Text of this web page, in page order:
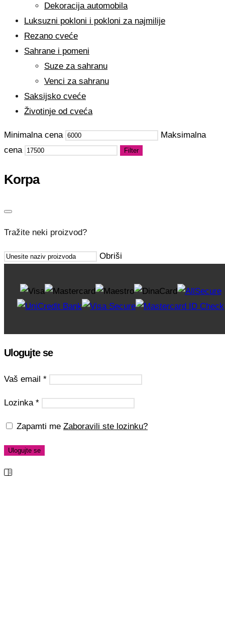
Dekoracija automobila
Luksuzni pokloni i pokloni za najmilije
Rezano cveće
Sahrane i pomeni
Suze za sahranu
Venci za sahranu
Saksijsko cveće
Životinje od cveća
Minimalna cena
Maksimalna
cena
Filter
Korpa
Tražite neki proizvod?
Obriši
Ulogujte se
Vaš email *
Lozinka *
Zapamti me Zaboravili ste lozinku?
Ulogujte se